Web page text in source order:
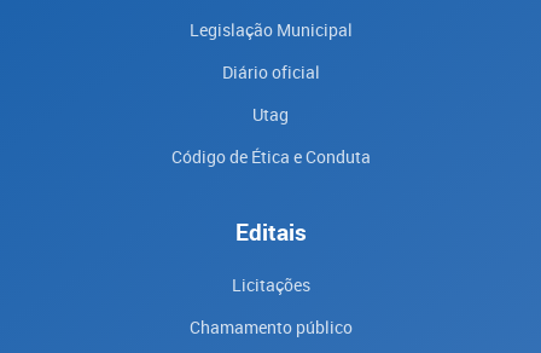
Legislação Municipal
Diário oficial
Utag
Código de Ética e Conduta
Editais
Licitações
Chamamento público